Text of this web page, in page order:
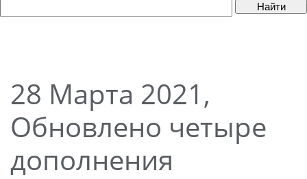
Найти
28 Марта 2021,
Обновлено четыре
дополнения